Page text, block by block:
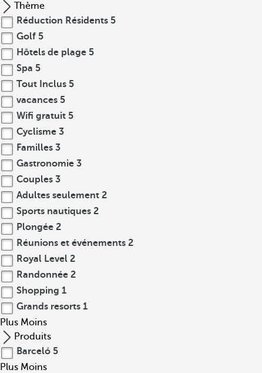
Thème
Réduction Résidents 5
Golf 5
Hôtels de plage 5
Spa 5
Tout Inclus 5
vacances 5
Wifi gratuit 5
Cyclisme 3
Familles 3
Gastronomie 3
Couples 3
Adultes seulement 2
Sports nautiques 2
Plongée 2
Réunions et événements 2
Royal Level 2
Randonnée 2
Shopping 1
Grands resorts 1
Plus Moins
Produits
Barceló 5
Plus Moins